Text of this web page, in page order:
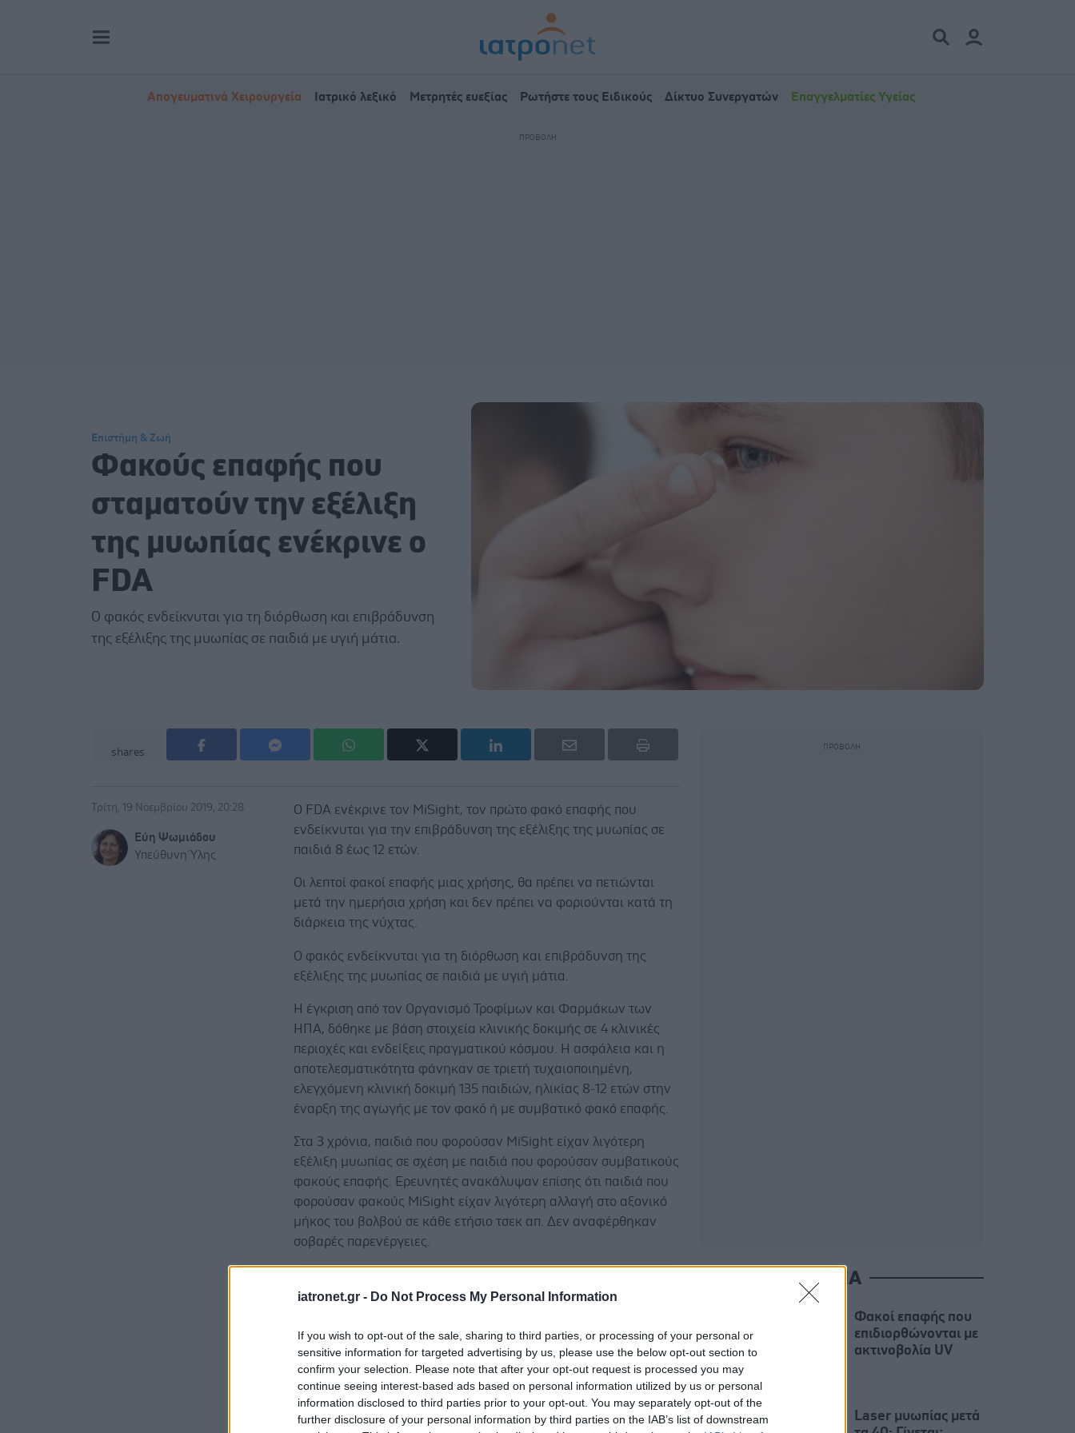
iatronet.gr - Do Not Process My Personal Information
If you wish to opt-out of the sale, sharing to third parties, or processing of your personal or
sensitive information for targeted advertising by us, please use the below opt-out section to
confirm your selection. Please note that after your opt-out request is processed you may
continue seeing interest-based ads based on personal information utilized by us or personal
information disclosed to third parties prior to your opt-out. You may separately opt-out of the
further disclosure of your personal information by third parties on the IAB’s list of downstream
Απογευματινά Χειρουργεία Ιατρικό λεξικό Μετρητές ευεξίας Ρωτήστε τους Ειδικούς Δίκτυο Συνεργατών Επαγγελματίες Υγείας
Επιστήμη & Ζωή
Φακούς επαφής που
σταματούν την εξέλιξη
της μυωπίας ενέκρινε ο
FDA
Ο φακός ενδείκνυται για τη διόρθωση και επιβράδυνση
της εξέλιξης της μυωπίας σε παιδιά με υγιή μάτια.
shares
Τρίτη, 19 Νοεμβρίου 2019, 20:28
Εύη Ψωμιάδου
Υπεύθυνη Ύλης
Ο FDA ενέκρινε τον MiSight, τον πρώτο φακό επαφής που
ενδείκνυται για την επιβράδυνση της εξέλιξης της μυωπίας σε
παιδιά 8 έως 12 ετών.
Οι λεπτοί φακοί επαφής μιας χρήσης, θα πρέπει να πετιώνται
μετά την ημερήσια χρήση και δεν πρέπει να φοριούνται κατά τη
διάρκεια της νύχτας.
Ο φακός ενδείκνυται για τη διόρθωση και επιβράδυνση της
εξέλιξης της μυωπίας σε παιδιά με υγιή μάτια.
Η έγκριση από τον Οργανισμό Τροφίμων και Φαρμάκων των
ΗΠΑ, δόθηκε με βάση στοιχεία κλινικής δοκιμής σε 4 κλινικές
περιοχές και ενδείξεις πραγματικού κόσμου. Η ασφάλεια και η
αποτελεσματικότητα φάνηκαν σε τριετή τυχαιοποιημένη,
ελεγχόμενη κλινική δοκιμή 135 παιδιών, ηλικίας 8-12 ετών στην
έναρξη της αγωγής με τον φακό ή με συμβατικό φακό επαφής.
Στα 3 χρόνια, παιδιά που φορούσαν MiSight είχαν λιγότερη
εξέλιξη μυωπίας σε σχέση με παιδιά που φορούσαν συμβατικούς
φακούς επαφής. Ερευνητές ανακάλυψαν επίσης ότι παιδιά που
φορούσαν φακούς MiSight είχαν λιγότερη αλλαγή στο αξονικό
μήκος του βολβού σε κάθε ετήσιο τσεκ απ. Δεν αναφέρθηκαν
σοβαρές παρενέργειες.
Προσθέστε το iatronet.gr στο Discover
Ειδήσεις υγείας σήμερα
Οι εθελοντές του Ελληνικού Ερυθρού Σταυρού διέσωσαν
δεκάδες οικόσιτα και άγρια ζώα στα πύρινα μέτωπα της Δ.
ΔΙΑΒΑΣΤΕ ΑΚΟΜΑ
Φακοί επαφής που
επιδιορθώνονται με
ακτινοβολία UV
Laser μυωπίας μετά